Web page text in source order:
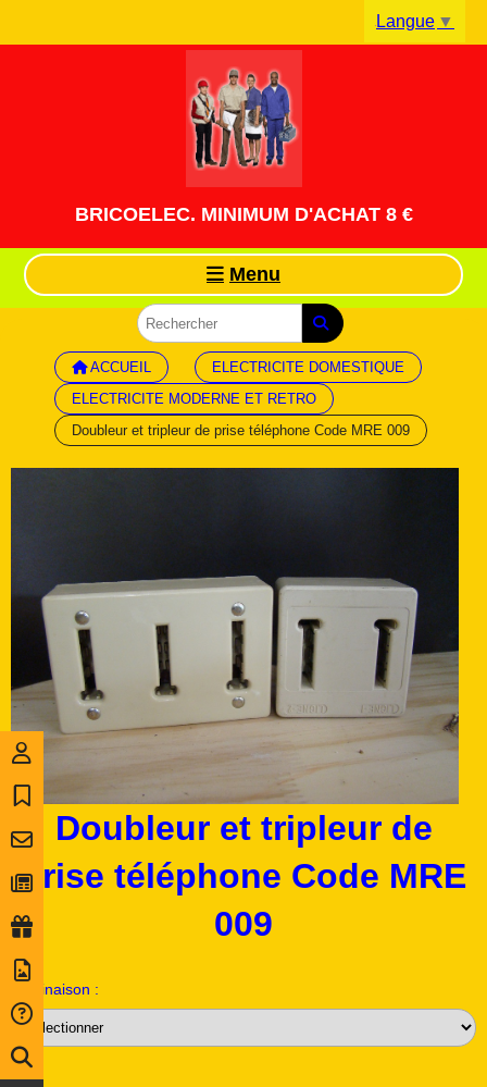
BRICOELEC. MINIMUM D'ACHAT 8 €
Menu
ACCUEIL
ELECTRICITE DOMESTIQUE
ELECTRICITE MODERNE ET RETRO
Doubleur et tripleur de prise téléphone Code MRE 009
Doubleur et tripleur de
prise téléphone Code MRE
009
Déclinaison :
Langue ▼